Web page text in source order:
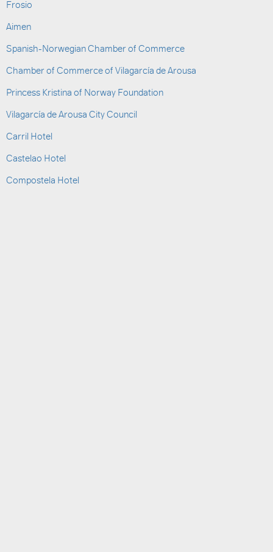
Frosio
Aimen
Spanish-Norwegian Chamber of Commerce
Chamber of Commerce of Vilagarcía de Arousa
Princess Kristina of Norway Foundation
Vilagarcía de Arousa City Council
Carril Hotel
Castelao Hotel
Compostela Hotel